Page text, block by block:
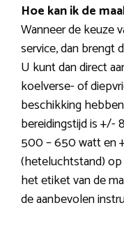
Hoe kan ik de
Wanneer de keuze
service, dan brengt
U kunt dan direct
koelverse- of
beschikking
bereidingstijd is +/-
500 – 650 watt en
(heteluchtstand) op
het etiket van de
de aanbevolen